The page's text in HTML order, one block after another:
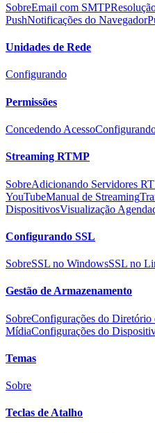
SobreEmail com SMTP
PushNotificações do Navegador
Unidades de Rede
Configurando
Permissões
Concedendo Acesso
Streaming RTMP
SobreAdicionando Servidores
YouTubeManual de Streaming
DispositivosVisualização
Configurando SSL
SobreSSL no WindowsSSL no
Gestão de Armazenamento
SobreConfigurações do Diretório
MídiaConfigurações do
Temas
Sobre
Teclas de Atalho